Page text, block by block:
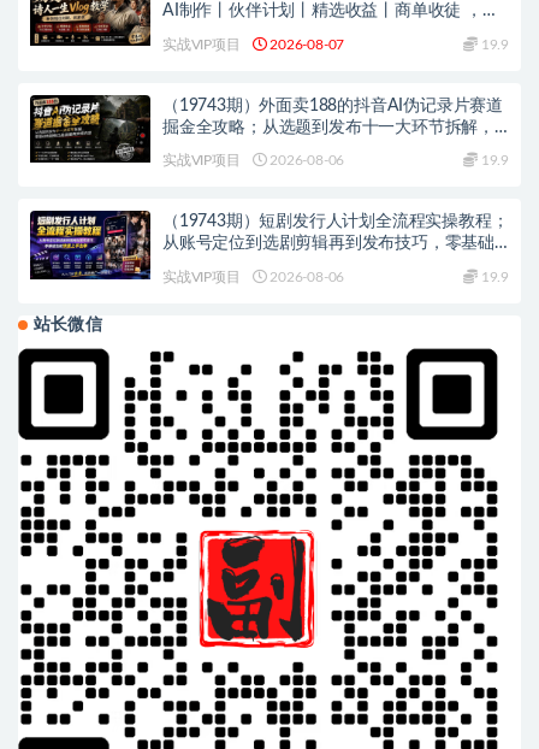
AI制作丨伙伴计划丨精选收益丨商单收徒 ，新
实战VIP项目 2026-08-07 19.9
（19743期）外面卖188的抖音AI伪记录片赛道
掘金全攻略；从选题到发布十一大环节拆解，
实战VIP项目 2026-08-06 19.9
（19743期）短剧发行人计划全流程实操教程；
从账号定位到选剧剪辑再到发布技巧，零基础
实战VIP项目 2026-08-06 19.9
站长微信